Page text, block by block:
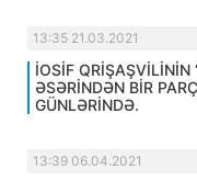
13:35 21.03.2021
İOSİF
ƏSƏRİNDƏN BİR
GÜNLƏRİNDƏ.
13:39 06.04.2021